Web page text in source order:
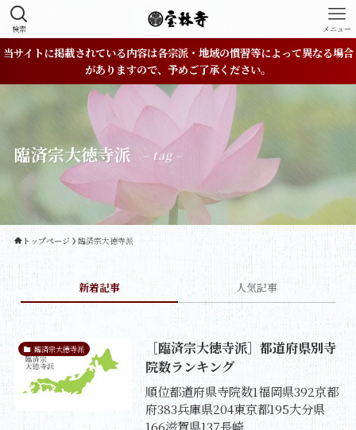
検索 メニュー
当サイトに掲載されている内容は各宗派・地域の慣習等によって異なる場合
がありますので、予めご了承ください。
臨済宗大徳寺派 – tag –
トップページ 臨済宗大徳寺派
新着記事 人気記事
臨済宗大徳寺派
［臨済宗大徳寺派］都道府県別寺
院数ランキング
順位都道府県寺院数1福岡県392京都
府383兵庫県204東京都195大分県
166滋賀県137長崎...